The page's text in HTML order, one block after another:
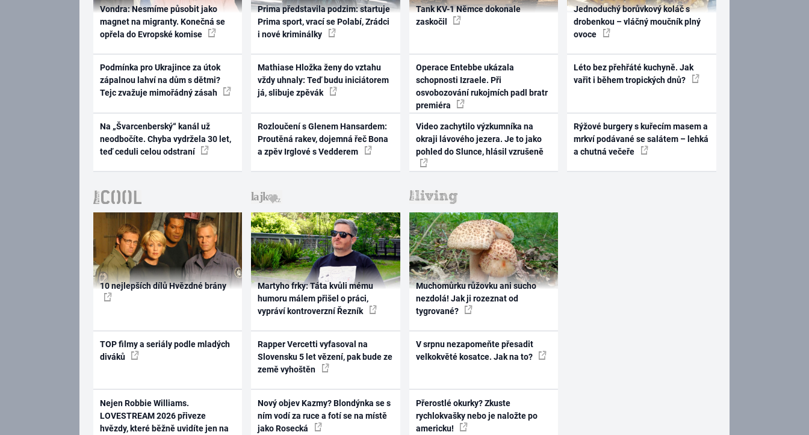
Vondra: Nesmíme působit jako
magnet na migranty. Konečná se
opřela do Evropské komise
Podmínka pro Ukrajince za útok
zápalnou lahví na dům s dětmi?
Tejc zvažuje mimořádný zásah
Na „Švarcenberský“ kanál už
neodbočíte. Chyba vydržela 30 let,
teď ceduli celou odstraní
Prima představila podzim: startuje
Prima sport, vrací se Polabí, Zrádci
i nové kriminálky
Mathiase Hložka ženy do vztahu
vždy uhnaly: Teď budu iniciátorem
já, slibuje zpěvák
Rozloučení s Glenem Hansardem:
Proutěná rakev, dojemná řeč Bona
a zpěv Irglové s Vedderem
Tank KV-1 Němce dokonale
zaskočil
Operace Entebbe ukázala
schopnosti Izraele. Při
osvobozování rukojmích padl bratr
premiéra
Video zachytilo výzkumníka na
okraji lávového jezera. Je to jako
pohled do Slunce, hlásil vzrušeně
Jednoduchý borůvkový koláč s
drobenkou – vláčný moučník plný
ovoce
Léto bez přehřáté kuchyně. Jak
vařit i během tropických dnů?
Rýžové burgery s kuřecím masem a
mrkví podávané se salátem – lehká
a chutná večeře
10 nejlepších dílů Hvězdné brány
TOP filmy a seriály podle mladých
diváků
Nejen Robbie Williams.
LOVESTREAM 2026 přiveze
hvězdy, které běžně uvidíte jen na
Martyho frky: Táta kvůli mému
humoru málem přišel o práci,
vypráví kontroverzní Řezník
Rapper Vercetti vyfasoval na
Slovensku 5 let vězení, pak bude ze
země vyhoštěn
Nový objev Kazmy? Blondýnka se s
ním vodí za ruce a fotí se na místě
jako Rosecká
Muchomůrku růžovku ani sucho
nezdolá! Jak ji rozeznat od
tygrované?
V srpnu nezapomeňte přesadit
velkokvěté kosatce. Jak na to?
Přerostlé okurky? Zkuste
rychlokvašky nebo je naložte po
americku!